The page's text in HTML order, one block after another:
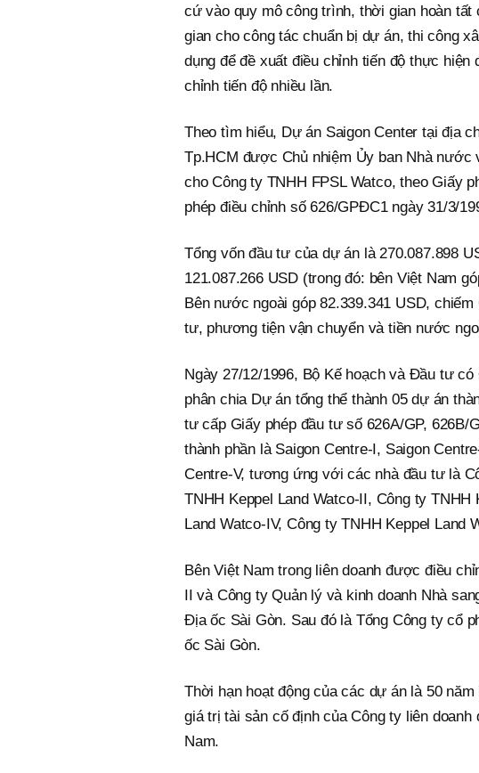
cứ vào quy mô công trình, thời gian hoàn
gian cho công tác chuẩn bị dự án, thi công
dụng để đề xuất điều chỉnh tiến độ thực
chỉnh tiến độ nhiều lần.
Theo tìm hiểu, Dự án Saigon Center tại địa
Tp.HCM được Chủ nhiệm Ủy ban Nhà
cho Công ty TNHH FPSL Watco, theo Giấy
phép điều chỉnh số 626/GPĐC1 ngày 31/3/
Tổng vốn đầu tư của dự án là 270.087.898
121.087.266 USD (trong đó: bên Việt Nam
Bên nước ngoài góp 82.339.341 USD,
tư, phương tiện vận chuyển và tiền nước
Ngày 27/12/1996, Bộ Kế hoạch và Đầu tư
phân chia Dự án tổng thể thành 05 dự án
tư cấp Giấy phép đầu tư số 626A/GP, 626B/
thành phần là Saigon Centre-I, Saigon
Centre-V, tương ứng với các nhà đầu tư là
TNHH Keppel Land Watco-II, Công ty
Land Watco-IV, Công ty TNHH Keppel Land
Bên Việt Nam trong liên doanh được điều
II và Công ty Quản lý và kinh doanh Nhà
Địa ốc Sài Gòn. Sau đó là Tổng Công ty cổ
ốc Sài Gòn.
Thời hạn hoạt động của các dự án là 50
giá trị tài sản cố định của Công ty liên
Nam.